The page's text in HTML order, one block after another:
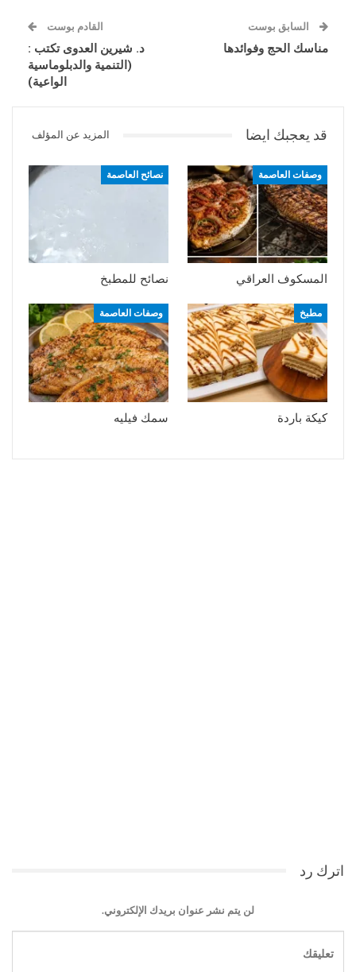
السابق بوست
مناسك الحج وفوائدها
القادم بوست
د. شيرين العدوى تكتب :
(التنمية والدبلوماسية
الواعية)
قد يعجبك ايضا المزيد عن المؤلف
وصفات العاصمة
المسكوف العراقي
نصائح العاصمة
نصائح للمطبخ
مطبخ
كيكة باردة
وصفات العاصمة
سمك فيليه
اترك رد
لن يتم نشر عنوان بريدك الإلكتروني.